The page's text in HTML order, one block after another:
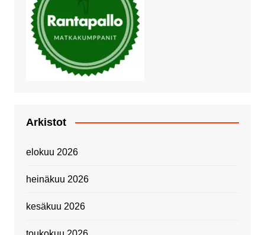
Arkistot
elokuu 2026
heinäkuu 2026
kesäkuu 2026